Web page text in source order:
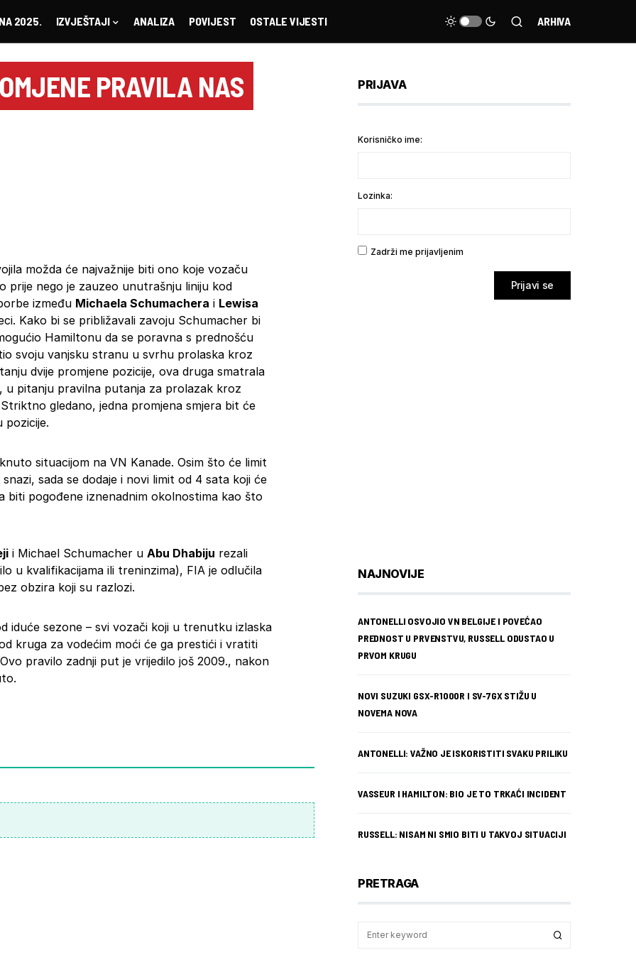
2025. IZVJEŠTAJI ANALIZA POVIJEST OSTALE VIJESTI ARHIVA
PRAVILA NAS
možda će najvažnije biti ono koje vozaču
prije nego je zauzeo unutrašnju liniju kod
između Michaela Schumachera i Lewisa
Kako bi se približavali zavoju Schumacher bi
Hamiltonu da se poravna s prednošću
svoju vanjsku stranu u svrhu prolaska kroz
dvije promjene pozicije, ova druga smatrala
u pitanju pravilna putanja za prolazak kroz
gledano, jedna promjena smjera bit će
pozicije.
situacijom na VN Kanade. Osim što će limit
sada se dodaje i novi limit od 4 sata koji će
biti pogođene iznenadnim okolnostima kao što
i Michael Schumacher u Abu Dhabiju rezali
u kvalifikacijama ili treninzima), FIA je odlučila
obzira koji su razlozi.
iduće sezone – svi vozači koji u trenutku izlaska
kruga za vodećim moći će ga prestići i vratiti
pravilo zadnji put je vrijedilo još 2009., nakon
PRIJAVA
Korisničko ime:
Lozinka:
Zadrži me prijavljenim
Prijavi se
NAJNOVIJE
ANTONELLI OSVOJIO VN BELGIJE I POVEĆAO
PREDNOST U PRVENSTVU, RUSSELL ODUSTAO U
PRVOM KRUGU
NOVI SUZUKI GSX-R1000R I SV-7GX STIŽU U
NOVEMA NOVA
ANTONELLI: VAŽNO JE ISKORISTITI SVAKU PRILIKU
VASSEUR I HAMILTON: BIO JE TO TRKAĆI INCIDENT
RUSSELL: NISAM NI SMIO BITI U TAKVOJ SITUACIJI
PRETRAGA